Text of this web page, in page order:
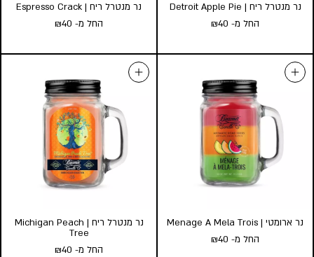
נר מנטרל ריח | Detroit Apple Pie
החל מ-
₪40
נר מנטרל ריח | Detroit Apple
Pie
החל מ- ₪40
גודל:
s
l
הוסף לעגלה
נר מנטרל ריח | Espresso Crack
החל מ-
₪40
נר מנטרל ריח | Espresso Crack
החל מ- ₪40
גודל:
s
l
הוסף לעגלה
נר ארומטי | Menage A Mela Trois
החל מ-
₪40
נר מנטרל ריח | Michigan Peach
Tree
החל מ-
₪40